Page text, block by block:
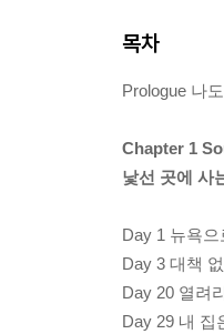
목차
Prologue 나
Chapter 1
낯선 곳에 사
Day 1 뉴욕
Day 3 대책
Day 20 열려
Day 29 내 집